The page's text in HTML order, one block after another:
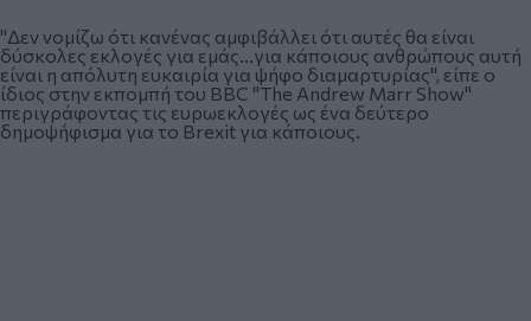
"Δεν νομίζω ότι κανένας αμφιβάλλει ότι αυτές θα είναι
δύσκολες εκλογές για εμάς...για κάποιους ανθρώπους αυτή
είναι η απόλυτη ευκαιρία για ψήφο διαμαρτυρίας", είπε ο
ίδιος στην εκπομπή του BBC "The Andrew Marr Show"
περιγράφοντας τις ευρωεκλογές ως ένα δεύτερο
δημοψήφισμα για το Brexit για κάποιους.